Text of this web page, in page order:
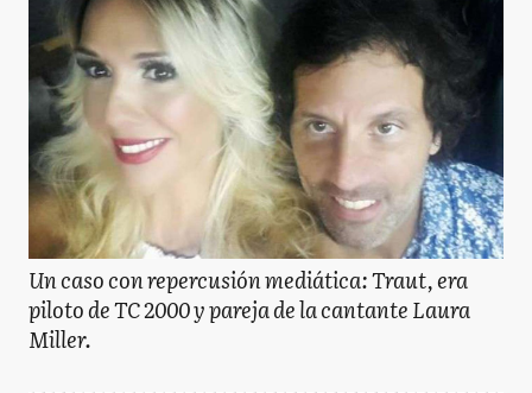
Un caso con repercusión mediática: Traut, era
piloto de TC 2000 y pareja de la cantante Laura
Miller.